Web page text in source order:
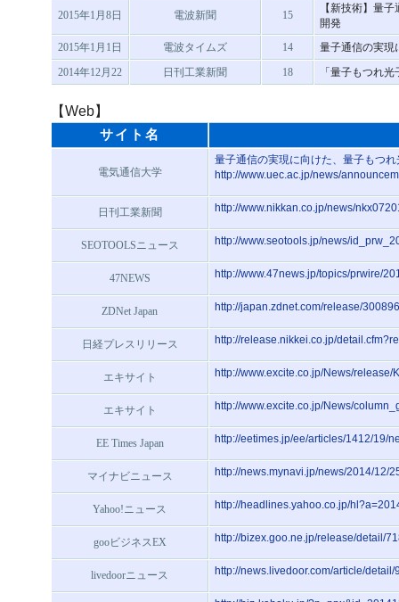
2015年1月8日 電波新聞 15
【新技術】量
開発
2015年1月1日 電波タイムズ 14 量子通信の実現
2014年12月22 日刊工業新聞 18 「量子もつれ
【Web】
サイト名
電気通信大学
量子通信の実現に向けた、量子もつ
http://www.uec.ac.jp/news/
日刊工業新聞 http://www.nikkan.co.jp/news/
SEOTOOLSニュース http://www.seotools.jp/news/
47NEWS http://www.47news.jp/topics/prwire/
ZDNet Japan http://japan.zdnet.com/release/
日経プレスリリース http://release.nikkei.co.jp/
エキサイト http://www.excite.co.jp/News/
エキサイト http://www.excite.co.jp/News/
EE Times Japan http://eetimes.jp/ee/articles/1412/19/
マイナビニュース http://news.mynavi.jp/news/2014/12/
Yahoo!ニュース http://headlines.yahoo.co.jp/
gooビジネスEX http://bizex.goo.ne.jp/release/detail/
livedoorニュース http://news.livedoor.com/article/detail/